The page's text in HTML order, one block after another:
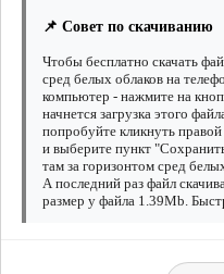
📌 Совет по скачиванию
Чтобы бесплатно скачать
сред белых облаков на
компьютер - нажмите на
начнется загрузка этого
попробуйте кликнуть
и выберите пункт
там за горизонтом сред
А последний раз файл
размер у файла 1.39Mb.